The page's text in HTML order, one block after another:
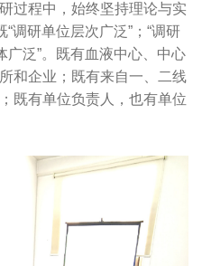
过程中，始终坚持理论与实
“调研单位层次广泛”；“调研
广泛”。既有血液中心、中心
和企业；既有来自一、二线
既有单位负责人，也有单位